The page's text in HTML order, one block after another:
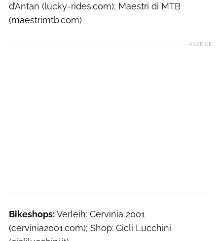
d’Antan (lucky-rides.com); Maestri di MTB
(maestrimtb.com)
ANZEIGE
Bikeshops:Verleih: Cervinia 2001
(cervinia2001.com); Shop: Cicli Lucchini